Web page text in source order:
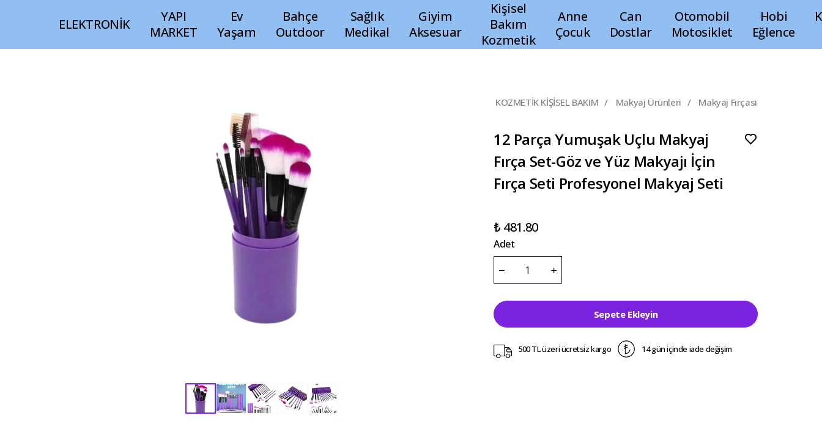
ELEKTRONİK
YAPI
MARKET
Ev
Yaşam
Bahçe
Outdoor
Sağlık
Medikal
Giyim
Aksesuar
Kişisel
Bakım
Kozmetik
Anne
Çocuk
Can
Dostlar
Otomobil
Motosiklet
Hobi
Eğlence
KOZMETİK KİŞİSEL BAKIM / Makyaj Ürünleri / Makyaj Fırçası
12 Parça Yumuşak Uçlu Makyaj
Fırça Set-Göz ve Yüz Makyajı İçin
Fırça Seti Profesyonel Makyaj Seti
₺ 481.80
Adet
Sepete Ekleyin
500 TL üzeri ücretsiz kargo 14 gün içinde iade değişim